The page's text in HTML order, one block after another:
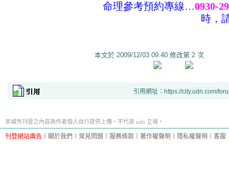
命理參考預約專線…0930-
時，
本文於 2009/12/03 09:40 修改第 2 次
引用網址：https://city.udn.com/
本城市刊登之內容為作者個人自行提供上傳，不代表 udn 立場。
刊登網站廣告 關於我們 常見問題 服務條款 著作權聲明 隱私權聲明 客服